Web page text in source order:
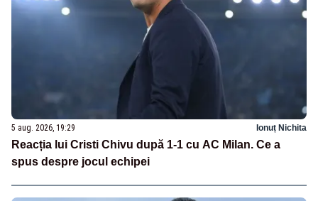
5 aug. 2026, 19:29 Ionuț Nichita
Reacția lui Cristi Chivu după 1-1 cu AC Milan. Ce a
spus despre jocul echipei